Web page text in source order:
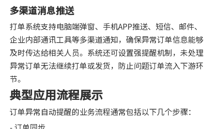
多渠道消息推送
打单系统支持电脑端弹窗、手机APP推送、短信、邮件、
企业内部通讯工具等多渠道通知，确保异常订单信息能够
及时传达给相关人员。系统还可设置强提醒机制，未处理
异常订单无法继续打单或发货，防止问题订单流入下游环
节。
典型应用流程展示
订单异常自动提醒的业务流程通常包括以下几个步骤：